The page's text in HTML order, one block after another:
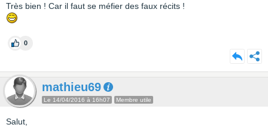
Très bien ! Car il faut se méfier des faux récits !
0
mathieu69
Le 14/04/2016 à 16h07 Membre utile
Salut,